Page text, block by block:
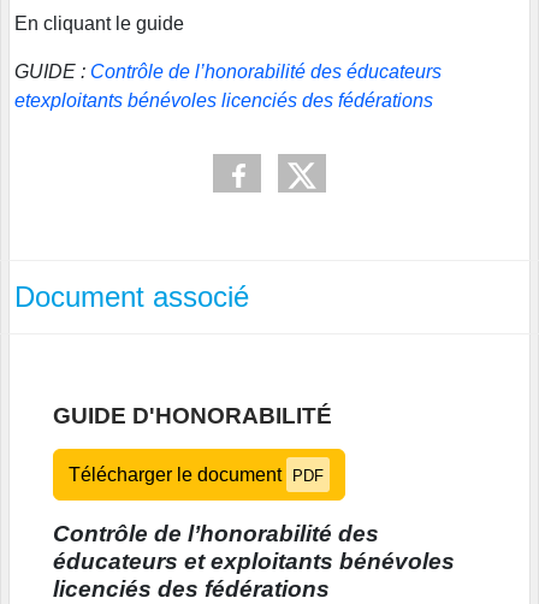
En cliquant le guide
GUIDE : Contrôle de l’honorabilité des éducateurs
etexploitants bénévoles licenciés des fédérations
Document associé
GUIDE D'HONORABILITÉ
Télécharger le document PDF
Contrôle de l’honorabilité des
éducateurs et exploitants bénévoles
licenciés des fédérations